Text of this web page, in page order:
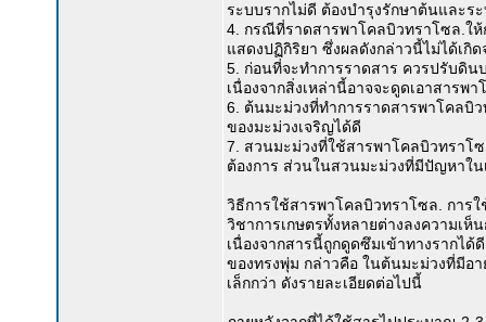
ระบบรากไม่ดี ต้องบำรุงรักษาต้นและ
4. กรณีที่ราดสารพาโคลบิวทราโซล.ใ
แสดงปฏิกิริยา ซึ่งผลดังกล่าวนี้ไม่ได้เกิ
5. ก่อนที่จะทำการราดสาร ควรปรับดิ
เนื่องจากสิ่งเหล่านี้อาจจะดูดเอาสารพ
6. ต้นมะม่วงที่ทำการราดสารพาโคลบิ
ของมะม่วงเจริญได้ดี
7. สวนมะม่วงที่ใช้สารพาโคลบิวทราโ
ต้องการ ส่วนในสวนมะม่วงที่มีปัญหาใ
วิธีการใช้สารพาโคลบิวทราโซล. การ
วิชาการเกษตรทั้งหลายต่างลงความเ
เนื่องจากสารนี้ถูกดูดซึมเข้าทางรากไ
ของทรงพุ่ม กล่าวคือ ในต้นมะม่วงที่มีอ
เล็กกว่า ดังรายละเอียดต่อไปนี้